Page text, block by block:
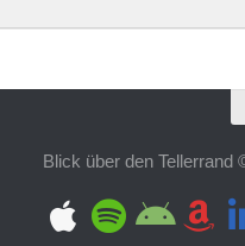
Blick über den Tellerrand